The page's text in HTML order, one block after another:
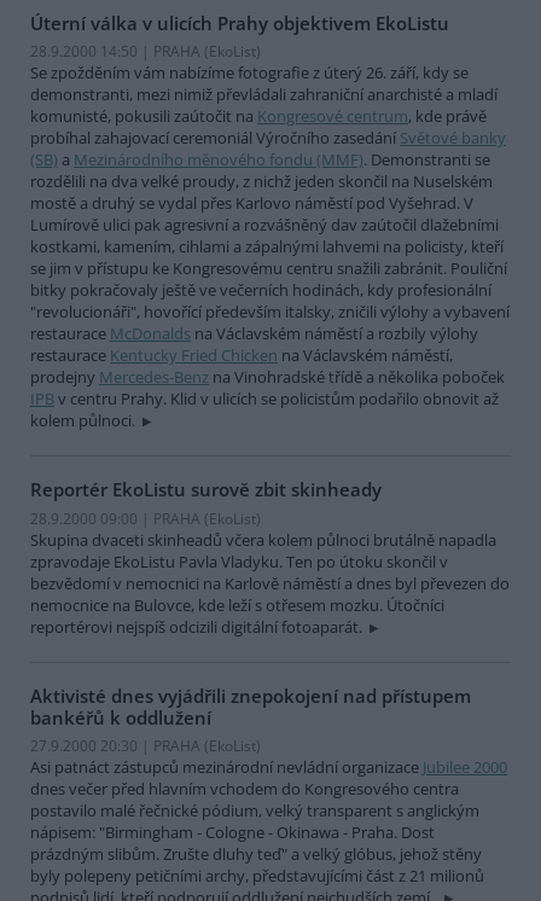
Úterní válka v ulicích Prahy objektivem EkoListu
28.9.2000 14:50 | PRAHA (EkoList)
Se zpožděním vám nabízíme fotografie z úterý 26. září, kdy se
demonstranti, mezi nimiž převládali zahraniční anarchisté a mladí
komunisté, pokusili zaútočit na Kongresové centrum, kde právě
probíhal zahajovací ceremoniál Výročního zasedání Světové banky
(SB) a Mezinárodního měnového fondu (MMF). Demonstranti se
rozdělili na dva velké proudy, z nichž jeden skončil na Nuselském
mostě a druhý se vydal přes Karlovo náměstí pod Vyšehrad. V
Lumírově ulici pak agresivní a rozvášněný dav zaútočil dlažebními
kostkami, kamením, cihlami a zápalnými lahvemi na policisty, kteří
se jim v přístupu ke Kongresovému centru snažili zabránit. Pouliční
bitky pokračovaly ještě ve večerních hodinách, kdy profesionální
"revolucionáři", hovořící především italsky, zničili výlohy a vybavení
restaurace McDonalds na Václavském náměstí a rozbily výlohy
restaurace Kentucky Fried Chicken na Václavském náměstí,
prodejny Mercedes-Benz na Vinohradské třídě a několika poboček
IPBv centru Prahy. Klid v ulicích se policistům podařilo obnovit až
kolem půlnoci.
Reportér EkoListu surově zbit skinheady
28.9.2000 09:00 | PRAHA (EkoList)
Skupina dvaceti skinheadů včera kolem půlnoci brutálně napadla
zpravodaje EkoListu Pavla Vladyku. Ten po útoku skončil v
bezvědomí v nemocnici na Karlově náměstí a dnes byl převezen do
nemocnice na Bulovce, kde leží s otřesem mozku. Útočníci
reportérovi nejspíš odcizili digitální fotoaparát.
Aktivisté dnes vyjádřili znepokojení nad přístupem
bankéřů k oddlužení
27.9.2000 20:30 | PRAHA (EkoList)
Asi patnáct zástupců mezinárodní nevládní organizace Jubilee 2000
dnes večer před hlavním vchodem do Kongresového centra
postavilo malé řečnické pódium, velký transparent s anglickým
nápisem: "Birmingham - Cologne - Okinawa - Praha. Dost
prázdným slibům. Zrušte dluhy teď" a velký glóbus, jehož stěny
byly polepeny petičními archy, představujícími část z 21 milionů